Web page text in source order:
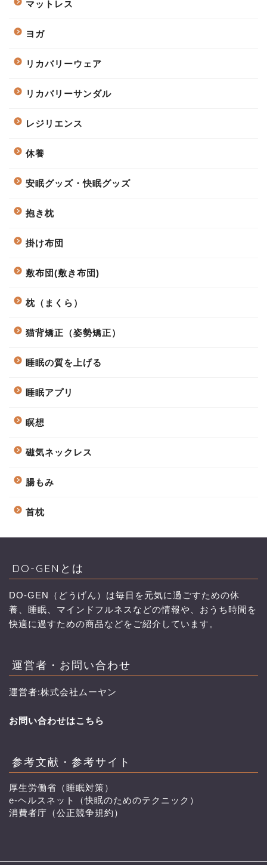
マットレス
ヨガ
リカバリーウェア
リカバリーサンダル
レジリエンス
休養
安眠グッズ・快眠グッズ
抱き枕
掛け布団
敷布団(敷き布団)
枕（まくら）
猫背矯正（姿勢矯正）
睡眠の質を上げる
睡眠アプリ
瞑想
磁気ネックレス
腸もみ
首枕
DO-GENとは
DO-GEN（どうげん）は毎日を元気に過ごすための休
養、睡眠、マインドフルネスなどの情報や、おうち時間を
快適に過すための商品などをご紹介しています。
運営者・お問い合わせ
運営者:株式会社ムーヤン
お問い合わせはこちら
参考文献・参考サイト
厚生労働省（睡眠対策）
e-ヘルスネット（快眠のためのテクニック）
消費者庁（公正競争規約）